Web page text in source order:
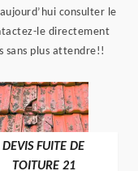
consulter le
le directement
sans plus attendre!!
DEVIS FUITE DE
TOITURE 21